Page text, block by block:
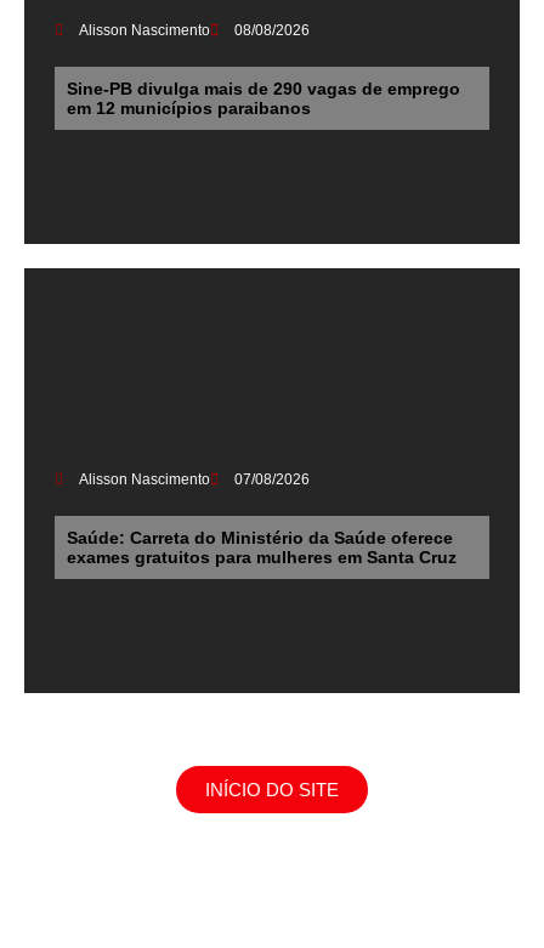
Alisson Nascimento 08/08/2026
Sine-PB divulga mais de 290 vagas de emprego
em 12 municípios paraibanos
Alisson Nascimento 07/08/2026
Saúde: Carreta do Ministério da Saúde oferece
exames gratuitos para mulheres em Santa Cruz
INÍCIO DO SITE